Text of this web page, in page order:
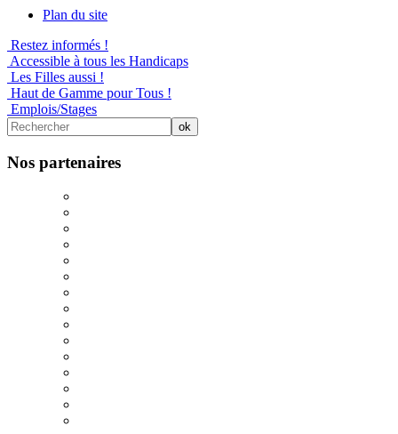
Plan du site
Restez informés !
Accessible à tous les Handicaps
Les Filles aussi !
Haut de Gamme pour Tous !
Emplois/Stages
Nos partenaires